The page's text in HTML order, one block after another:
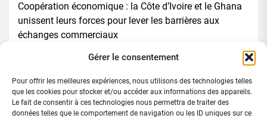
Gérer le consentement
Pour offrir les meilleures expériences, nous utilisons des technologies telles
que les cookies pour stocker et/ou accéder aux informations des appareils.
Le fait de consentir à ces technologies nous permettra de traiter des
données telles que le comportement de navigation ou les ID uniques sur ce
Coopération économique : la Côte d’Ivoire et le Ghana
unissent leurs forces pour lever les barrières aux
échanges commerciaux
Blocage des marchandises à la frontière Aflao–Togo :
la GCCI-CI, la CCI-CI, la FENACI, l’Ambassade de Côte
d’Ivoire au Ghana et les autorités des deux pays
renforcent leur coopération